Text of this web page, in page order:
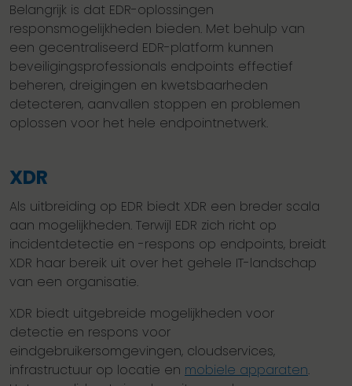
Belangrijk is dat EDR-oplossingen
responsmogelijkheden bieden. Met behulp van
een gecentraliseerd EDR-platform kunnen
beveiligingsprofessionals endpoints effectief
beheren, dreigingen en kwetsbaarheden
detecteren, aanvallen stoppen en problemen
oplossen voor het hele endpointnetwerk.
XDR
Als uitbreiding op EDR biedt XDR een breder scala
aan mogelijkheden. Terwijl EDR zich richt op
incidentdetectie en -respons op endpoints, breidt
XDR haar bereik uit over het gehele IT-landschap
van een organisatie.
XDR biedt uitgebreide mogelijkheden voor
detectie en respons voor
eindgebruikersomgevingen, cloudservices,
infrastructuur op locatie en mobiele apparaten.